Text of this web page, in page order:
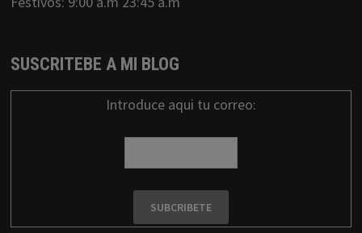
SUSCRITEBE A MI BLOG
Introduce aqui tu correo: